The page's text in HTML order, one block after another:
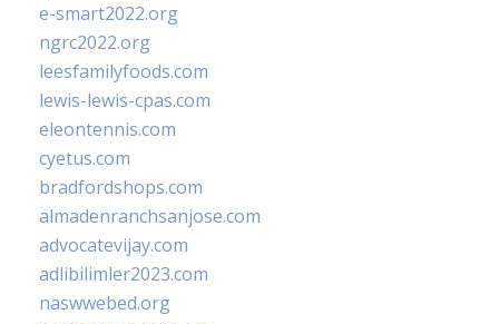
e-smart2022.org
ngrc2022.org
leesfamilyfoods.com
lewis-lewis-cpas.com
eleontennis.com
cyetus.com
bradfordshops.com
almadenranchsanjose.com
advocatevijay.com
adlibilimler2023.com
naswwebed.org